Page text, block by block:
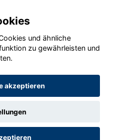
GmbH 2020 - 2026
und ähnliche
zu gewährleisten und
akzeptieren